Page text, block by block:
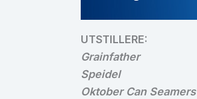
UTSTILLERE:
Grainfather
Speidel
Oktober Can Seamers